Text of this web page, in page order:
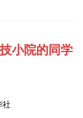
小院的同学
社